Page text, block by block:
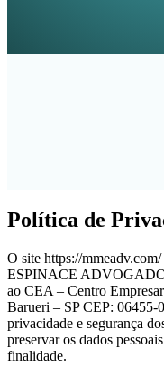
Política de
O site https://
ESPINACE
ao CEA – Centro
Barueri – SP CEP:
privacidade e segurança
preservar os dados
finalidade.